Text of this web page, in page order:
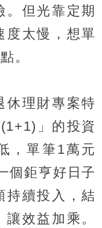
。但光靠定期
度太慢，想單
。
休理財專案特
」的投資
，單筆1萬元
個鉅亨好日子
持續投入，結
效益加乘。